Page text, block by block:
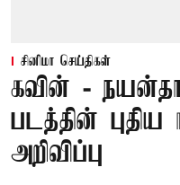
சினிமா செய்திகள்
கவின் -
படத்தின் புதிய
அறிவிப்பு